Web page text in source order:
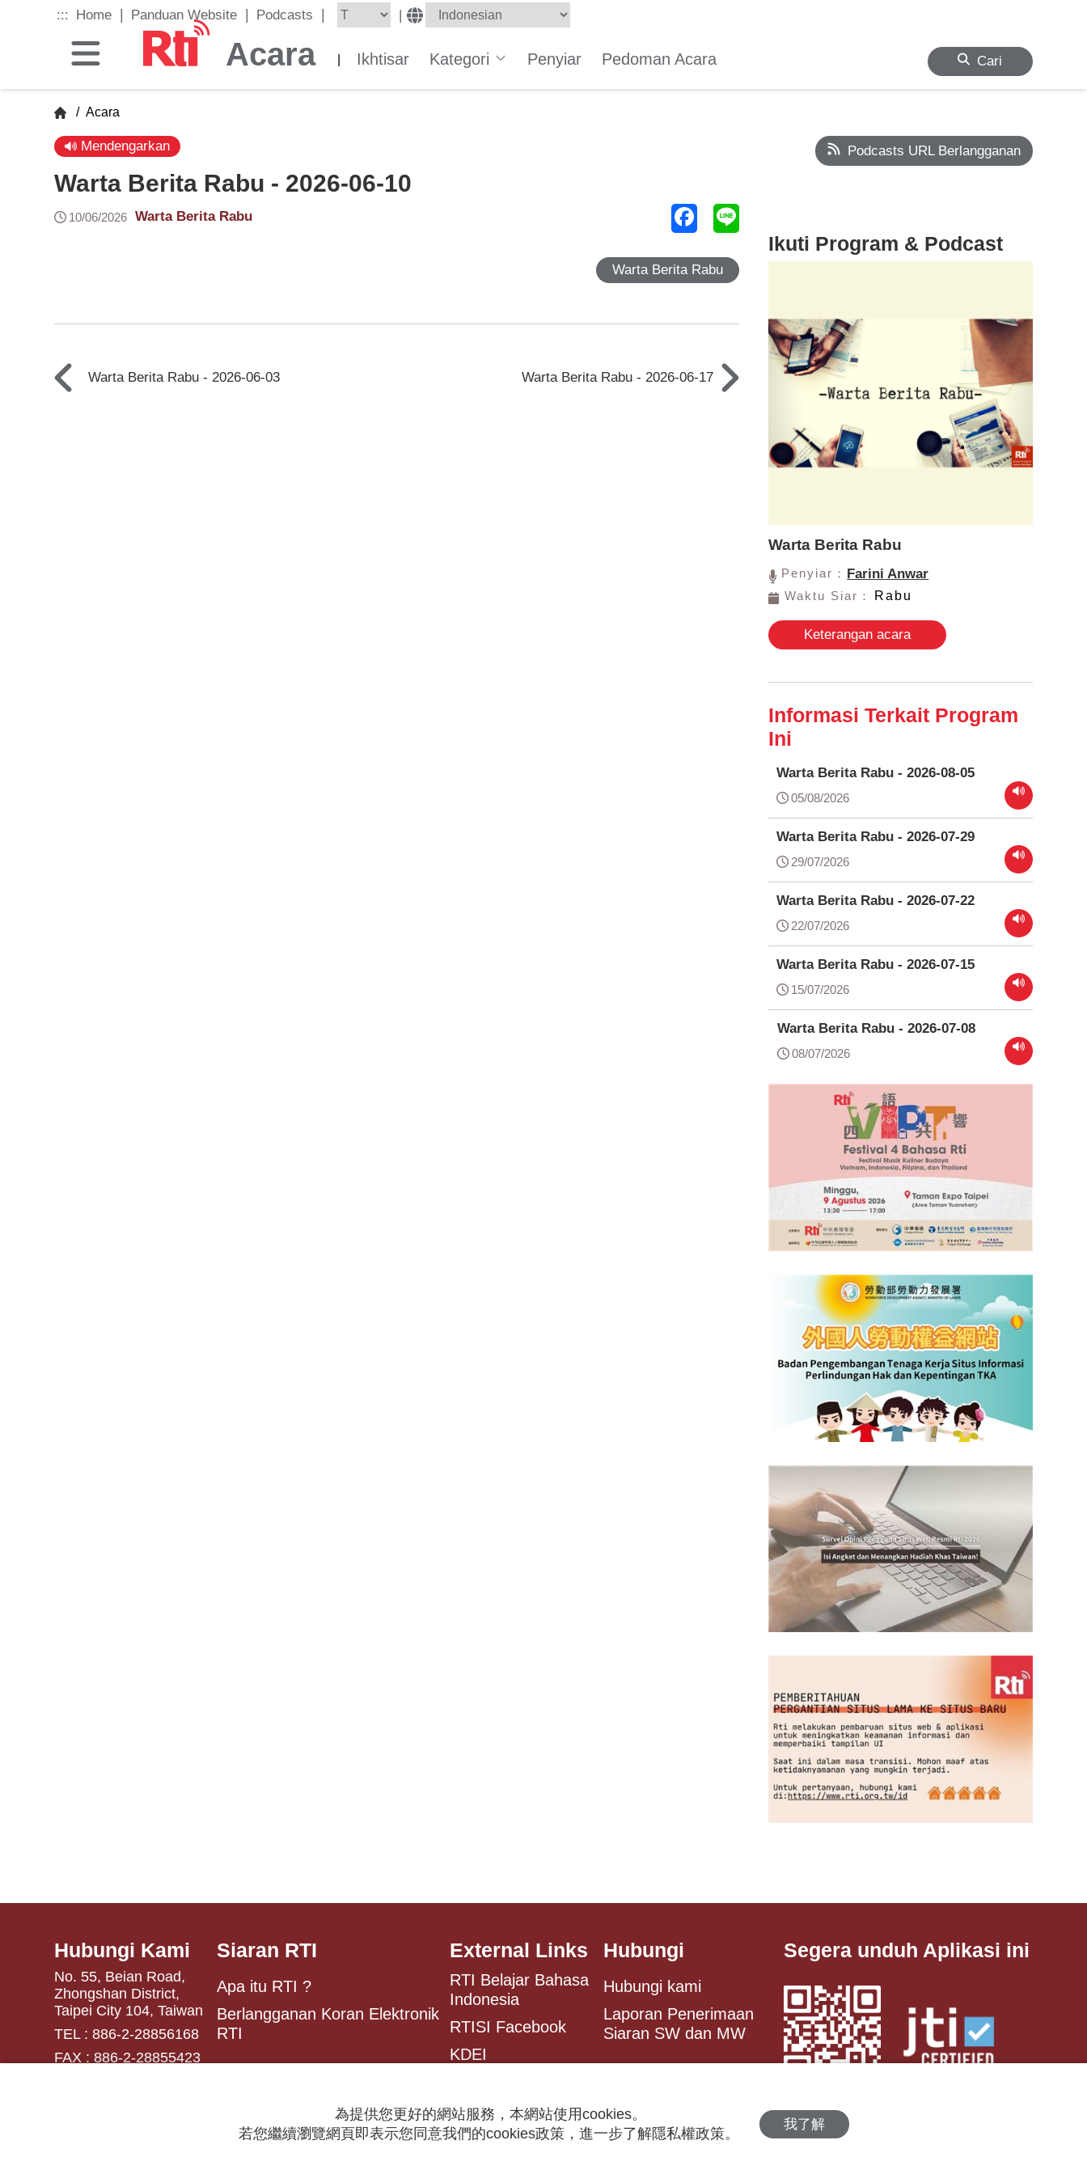
::: Home Panduan Website Podcasts |
Acara Ikhtisar Kategori Penyiar Pedoman Acara Cari
/ Acara
Mendengarkan
Warta Berita Rabu - 2026-06-10
10/06/2026 Warta Berita Rabu
Warta Berita Rabu
Warta Berita Rabu - 2026-06-03 Warta Berita Rabu - 2026-06-17
Podcasts URL Berlangganan
Ikuti Program & Podcast
Warta Berita Rabu
Penyiar： Farini Anwar
Waktu Siar： Rabu
Keterangan acara
Informasi Terkait Program
Ini
Warta Berita Rabu - 2026-08-05
05/08/2026
Warta Berita Rabu - 2026-07-29
29/07/2026
Warta Berita Rabu - 2026-07-22
22/07/2026
Warta Berita Rabu - 2026-07-15
15/07/2026
Warta Berita Rabu - 2026-07-08
08/07/2026
Hubungi Kami
No. 55, Beian Road,
Zhongshan District,
Taipei City 104, Taiwan
TEL : 886-2-28856168
FAX : 886-2-28855423
Siaran RTI
Apa itu RTI ?
Berlangganan Koran Elektronik
RTI
External Links
RTI Belajar Bahasa
Indonesia
RTISI Facebook
KDEI
Hubungi
Hubungi kami
Laporan Penerimaan
Siaran SW dan MW
Segera unduh Aplikasi ini
為提供您更好的網站服務，本網站使用cookies。
若您繼續瀏覽網頁即表示您同意我們的cookies政策，進一步了解隱私權政策。
我了解